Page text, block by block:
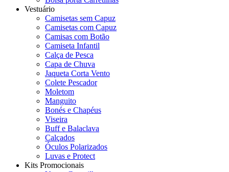
Vestuário
Camisetas sem Capuz
Camisetas com Capuz
Camisas com Botão
Camiseta Infantil
Calça de Pesca
Capa de Chuva
Jaqueta Corta Vento
Colete Pescador
Moletom
Manguito
Bonés e Chapéus
Viseira
Buff e Balaclava
Calçados
Óculos Polarizados
Luvas e Protect
Kits Promocionais